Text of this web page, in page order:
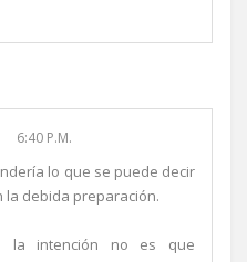
6:40 P.M.
lo que se puede decir
la debida preparación.
la intención no es que